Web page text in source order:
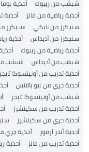
شبشب من ريبوك
أحذية بوما
أحذية رياضية من فانز
أحذية
سنيكرز من نايكي
سنيكرز
سنيكرز من أديداس
أحذية
أحذية رياضية من ريبوك
شبشب من أديداس
شبشب
أحذية تدريب من أونيتسوكا تايجر
أحذية جري من نيو بالانس
شبشب من أونيتسوكا تايجر
أحذية تدريب من سكيتشرز
أحذية جري من سكيتشرز
أحذية أندر آرمور
أحذية جري
أحذية تدريب من فانز
أحذية